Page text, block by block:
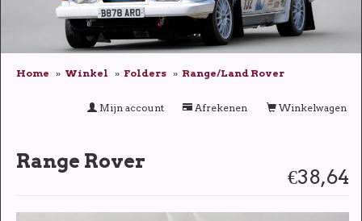
Home Winkel Folders Range/Land Rover
Winkelwagen
Afrekenen
Mijn account
€38,64
Range Rover